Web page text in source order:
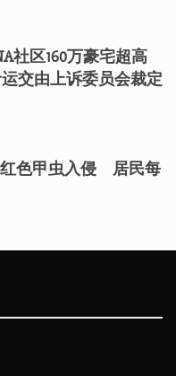
社区160万豪宅超高
交由上诉委员会裁定
色甲虫入侵 居民每